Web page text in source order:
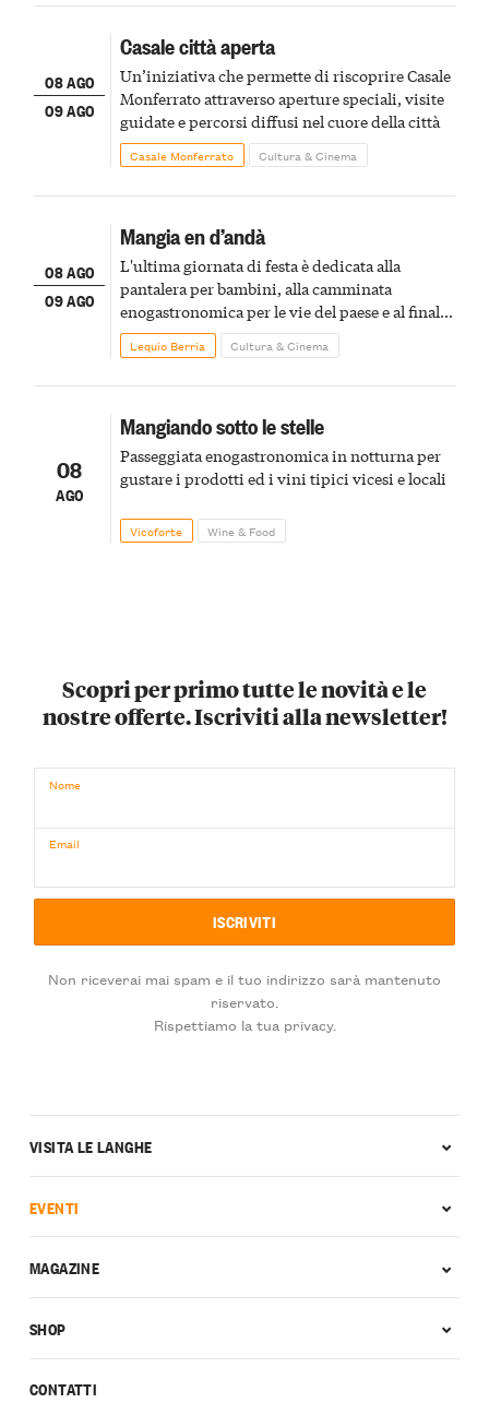
08 AGO
09 AGO
Casale città aperta
Un’iniziativa che permette di riscoprire Casale
Monferrato attraverso aperture speciali, visite
guidate e percorsi diffusi nel cuore della città
Casale Monferrato Cultura & Cinema
08 AGO
09 AGO
Mangia en d’andà
L'ultima giornata di festa è dedicata alla
pantalera per bambini, alla camminata
enogastronomica per le vie del paese e al finale
pirotecnico
Lequio Berria Cultura & Cinema
08
AGO
Mangiando sotto le stelle
Passeggiata enogastronomica in notturna per
gustare i prodotti ed i vini tipici vicesi e locali
Vicoforte Wine & Food
Scopri per primo tutte le novità e le
nostre offerte. Iscriviti alla newsletter!
Nome
Email
Non riceverai mai spam e il tuo indirizzo sarà mantenuto
riservato.
Rispettiamo la tua privacy.
CONTATTI
VISITA LE LANGHE
EVENTI
MAGAZINE
SHOP